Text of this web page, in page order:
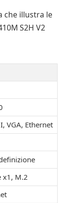
che illustra le
S2H V2
VGA, Ethernet
x1, M.2